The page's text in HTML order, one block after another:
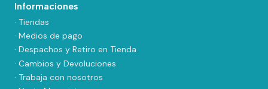
Informaciones
· Tiendas
· Medios de pago
· Despachos y Retiro en Tienda
· Cambios y Devoluciones
· Trabaja con nosotros